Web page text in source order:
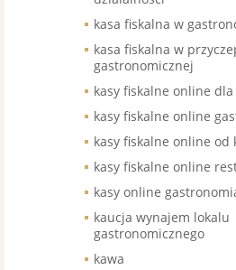
kasa fiskalna w
kasa fiskalna w
gastronomicznej
kasy fiskalne online dla
kasy fiskalne online
kasy fiskalne online od
kasy fiskalne online
kasy online
kaucja wynajem lokalu
gastronomicznego
kawa